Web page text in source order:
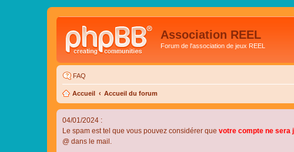
Association REEL
Forum de l'association de jeux REEL
FAQ
Accueil Accueil du forum
04/01/2024 :
Le spam est tel que vous pouvez considérer que votre compte ne sera
@ dans le mail.